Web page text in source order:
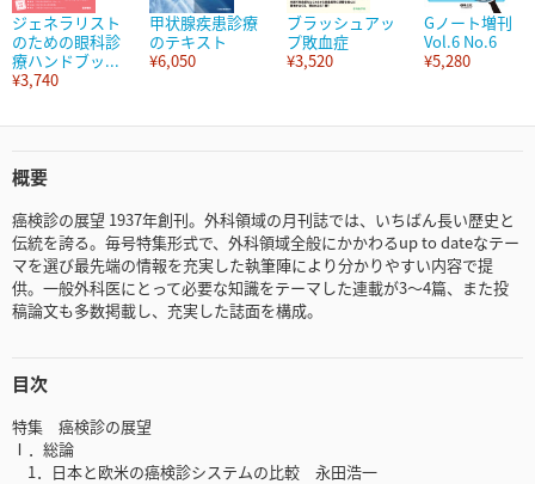
ジェネラリスト
のための眼科診
療ハンドブッ...
¥3,740
甲状腺疾患診療
のテキスト
¥6,050
ブラッシュアッ
プ敗血症
¥3,520
Gノート増刊
Vol.6 No.6
¥5,280
概要
癌検診の展望 1937年創刊。外科領域の月刊誌では、いちばん長い歴史と
伝統を誇る。毎号特集形式で、外科領域全般にかかわるup to dateなテー
マを選び最先端の情報を充実した執筆陣により分かりやすい内容で提
供。一般外科医にとって必要な知識をテーマした連載が3～4篇、また投
稿論文も多数掲載し、充実した誌面を構成。
目次
特集 癌検診の展望
Ⅰ．総論
1．日本と欧米の癌検診システムの比較 永田浩一